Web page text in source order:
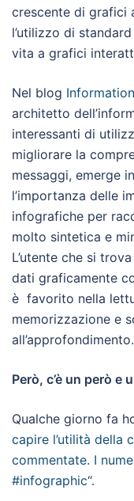
crescente di grafici
l’utilizzo di
vita a grafici
Nel blog
architetto
interessanti di
migliorare la
messaggi, emerge
l’importanza delle
infografiche per
molto sintetica e
L’utente che si
dati graficamente
è favorito nella
memorizzazione e
all’approfondimento.
Però, c’è un però e
Qualche giorno fa
capire l’utilità della
commentate. I
#infographic“.